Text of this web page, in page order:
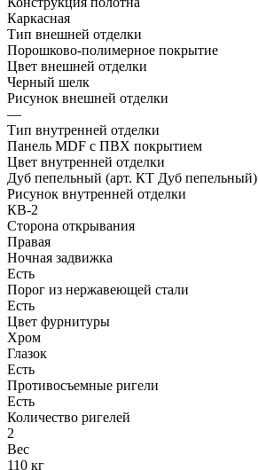
Каркасная
Тип внешней отделки
Порошково-полимерное покрытие
Цвет внешней отделки
Черный шелк
Рисунок внешней отделки
—
Тип внутренней отделки
Панель MDF с ПВХ покрытием
Цвет внутренней отделки
Дуб пепельный (арт. КТ Дуб пепельный)
Рисунок внутренней отделки
КВ-2
Сторона открывания
Правая
Ночная задвижка
Есть
Порог из нержавеющей стали
Есть
Цвет фурнитуры
Хром
Глазок
Есть
Противосъемные ригели
Есть
Количество ригелей
2
Вес
110 кг